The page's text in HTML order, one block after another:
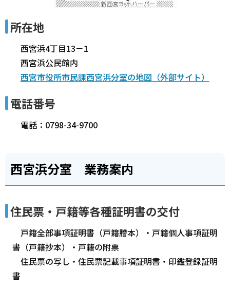
所在地
西宮浜4丁目13－1
西宮浜公民館内
西宮市役所市民課西宮浜分室の地図（外部サイト）
電話番号
電話：0798-34-9700
西宮浜分室 業務案内
住民票・戸籍等各種証明書の交付
戸籍全部事項証明書（戸籍謄本）・戸籍個人事項証明
書（戸籍抄本）・戸籍の附票
住民票の写し・住民票記載事項証明書・印鑑登録証明
書